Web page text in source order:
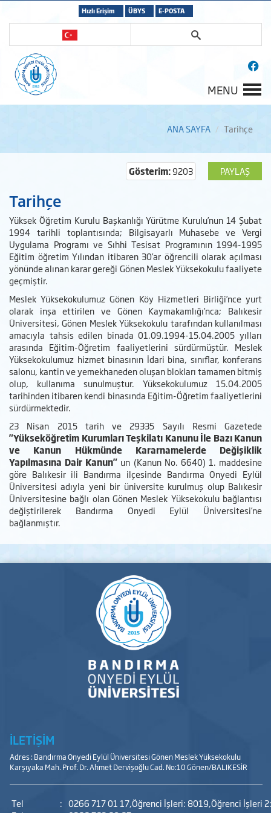
Hızlı Erişim ÜBYS E-POSTA
MENU
ANA SAYFA Tarihçe
PAYLAŞ
Gösterim:9203
Tarihçe
Yüksek Öğretim Kurulu Başkanlığı Yürütme Kurulu’nun 14 Şubat
1994 tarihli toplantısında; Bilgisayarlı Muhasebe ve Vergi
Uygulama Programı ve Sıhhi Tesisat Programının 1994-1995
Eğitim öğretim Yılından itibaren 30’ar öğrencili olarak açılması
yönünde alınan karar gereği Gönen Meslek Yüksekokulu faaliyete
geçmiştir.
Meslek Yüksekokulumuz Gönen Köy Hizmetleri Birliği’nce yurt
olarak inşa ettirilen ve Gönen Kaymakamlığı’nca; Balıkesir
Üniversitesi, Gönen Meslek Yüksekokulu tarafından kullanılması
amacıyla tahsis edilen binada 01.09.1994-15.04.2005 yılları
arasında Eğitim-Öğretim faaliyetlerini sürdürmüştür. Meslek
Yüksekokulumuz hizmet binasının İdari bina, sınıflar, konferans
salonu, kantin ve yemekhaneden oluşan blokları tamamen bitmiş
olup, kullanıma sunulmuştur. Yüksekokulumuz 15.04.2005
tarihinden itibaren kendi binasında Eğitim-Öğretim faaliyetlerini
sürdürmektedir.
23 Nisan 2015 tarih ve 29335 Sayılı Resmi Gazetede
"Yükseköğretim Kurumları Teşkilatı Kanunu İle Bazı Kanun
ve Kanun Hükmünde Kararnamelerde Değişiklik
Yapılmasına Dair Kanun" un (Kanun No. 6640) 1. maddesine
göre Balıkesir ili Bandırma ilçesinde Bandırma Onyedi Eylül
Üniversitesi adıyla yeni bir üniversite kurulmuş olup Balıkesir
Üniversitesine bağlı olan Gönen Meslek Yüksekokulu bağlantısı
değiştirilerek Bandırma Onyedi Eylül Üniversitesi’ne
bağlanmıştır.
İLETİŞİM
Adres : Bandırma Onyedi Eylül Üniversitesi Gönen Meslek Yüksekokulu
Karşıyaka Mah. Prof. Dr. Ahmet Dervişoğlu Cad. No:10 Gönen/BALIKESİR
Tel : 0266 717 01 17,Öğrenci İşleri: 8019,Öğrenci İşleri